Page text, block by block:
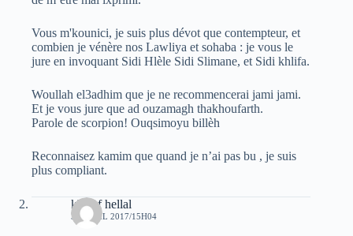
Vous m'kounici, je suis plus dévot que contempteur, et
combien je vénère nos Lawliya et sohaba : je vous le
jure en invoquant Sidi Hlèle Sidi Slimane, et Sidi khlifa.
Woullah el3adhim que je ne recommencerai jami jami.
Et je vous jure que ad ouzamagh thakhoufarth.
Parole de scorpion! Ouqsimoyu billèh
Reconnaisez kamim que quand je n’ai pas bu , je suis
plus compliant.
khelaf hellal
30 AVRIL 2017/15H04